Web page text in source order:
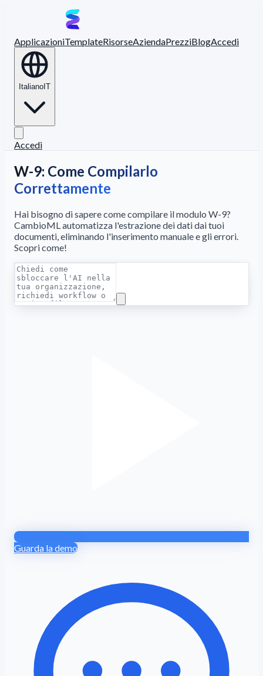
ApplicazioniTemplateRisorseAziendaPrezziBlogAccedi
Italiano IT
Accedi
W-9: Come Compilarlo
Correttamente
Hai bisogno di sapere come compilare il modulo W-9?
CambioML automatizza l'estrazione dei dati dai tuoi
documenti, eliminando l'inserimento manuale e gli errori.
Scopri come!
Guarda la demo